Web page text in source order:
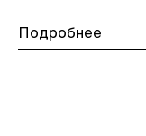
Подробнее